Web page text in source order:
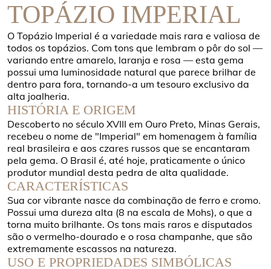
TOPÁZIO IMPERIAL
O Topázio Imperial é a variedade mais rara e valiosa de
todos os topázios. Com tons que lembram o pôr do sol —
variando entre amarelo, laranja e rosa — esta gema
possui uma luminosidade natural que parece brilhar de
dentro para fora, tornando-a um tesouro exclusivo da
alta joalheria.
HISTÓRIA E ORIGEM
Descoberto no século XVIII em Ouro Preto, Minas Gerais,
recebeu o nome de "Imperial" em homenagem à família
real brasileira e aos czares russos que se encantaram
pela gema. O Brasil é, até hoje, praticamente o único
produtor mundial desta pedra de alta qualidade.
CARACTERÍSTICAS
Sua cor vibrante nasce da combinação de ferro e cromo.
Possui uma dureza alta (8 na escala de Mohs), o que a
torna muito brilhante. Os tons mais raros e disputados
são o vermelho-dourado e o rosa champanhe, que são
extremamente escassos na natureza.
USO E PROPRIEDADES SIMBÓLICAS